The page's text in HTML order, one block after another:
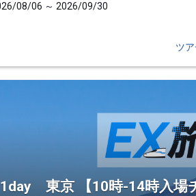
08/06 ～ 2026/09/30
ツ
1day 東京 【10時-14時入場